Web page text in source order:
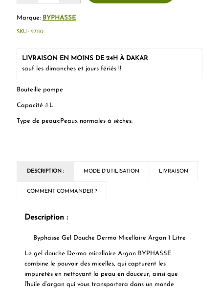
Bouteille pompe
Capacité :1 L
Type de peaux:Peaux normales à sèches.
Marque: BYPHASSE
LIVRAISON EN MOINS DE 24H À DAKAR
sauf les dimanches et jours fériés !!
SKU : 27110
DESCRIPTION : MODE D'UTILISATION LIVRAISON
COMMENT COMMANDER ?
Description :
Byphasse Gel Douche Dermo Micellaire Argan 1 Litre
Le gel douche Dermo micellaire Argan BYPHASSE
combine le pouvoir des micelles, qui capturent les
impuretés en nettoyant la peau en douceur, ainsi que
l’huile d’argan qui vous transportera dans un monde